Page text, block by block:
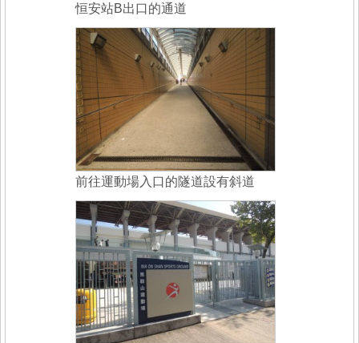
恒安站B出口的通道
前往運動場入口的隧道設有斜道